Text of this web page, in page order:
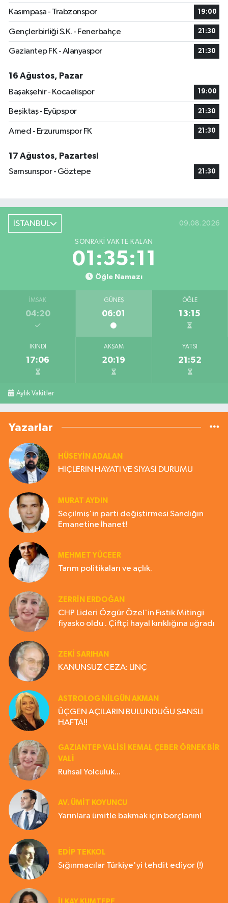
Kasımpaşa - Trabzonspor 19:00
Gençlerbirliği S.K. - Fenerbahçe 21:30
Gaziantep FK - Alanyaspor 21:30
16 Ağustos, Pazar
Başakşehir - Kocaelispor
19:00
Beşiktaş - Eyüpspor 21:30
Amed - Erzurumspor FK 21:30
17 Ağustos, Pazartesi
Samsunspor - Göztepe
21:30
İSTANBUL 09.08.2026
SONRAKI VAKTE KALAN
01:35:10
Öğle Namazı
İMSAK
04:20
GÜNEŞ
06:01
ÖĞLE
13:15
İKINDI
17:06
AKŞAM
20:19
YATSI
21:52
Aylık Vakitler
Yazarlar
HÜSEYIN ADALAN
HİÇLERİN HAYATI VE SİYASİ DURUMU
MURAT AYDIN
Seçilmiş'in parti değiştirmesi Sandığın
Emanetine İhanet!
MEHMET YÜCEER
Tarım politikaları ve açlık.
ZERRIN ERDOĞAN
CHP Lideri Özgür Özel'in Fıstık Mitingi
fiyasko oldu . Çiftçi hayal kırıklığına uğradı
ZEKI SARIHAN
KANUNSUZ CEZA: LİNÇ
ASTROLOG NILGÜN AKMAN
ÜÇGEN AÇILARIN BULUNDUĞU ŞANSLI
HAFTA!!
GAZIANTEP VALISI KEMAL ÇEBER ÖRNEK BİR
VALİ
Ruhsal Yolculuk...
AV. ÜMIT KOYUNCU
Yarınlara ümitle bakmak için borçlanın!
EDIP TEKKOL
Sığınmacılar Türkiye'yi tehdit ediyor (!)